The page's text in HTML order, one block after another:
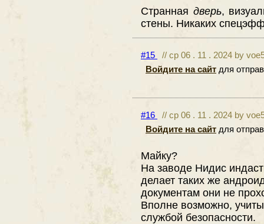
Странная дверь,
стены. Никаких
#15
// ср 06 . 11 . 2024 by
Войдите на сайт для
#16
// ср 06 . 11 . 2024 by
Войдите на сайт для
Майку?
На заводе Нидис
делает таких же
документам они не
Вполне возможно,
службой безопасности.